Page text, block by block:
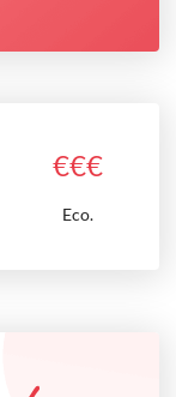
€€€
Eco.